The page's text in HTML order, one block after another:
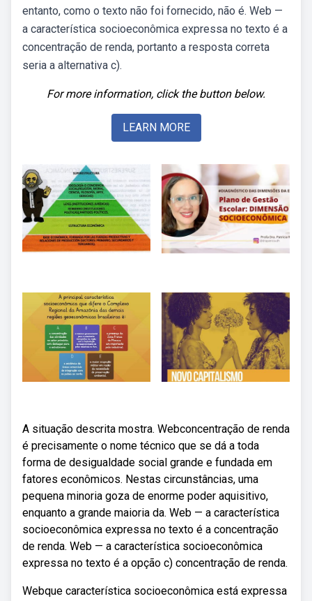
entanto, como o texto não foi fornecido, não é. Web —
a característica socioeconômica expressa no texto é a
concentração de renda, portanto a resposta correta
seria a alternativa c).
For more information, click the button below.
LEARN MORE
A situação descrita mostra. Webconcentração de renda
é precisamente o nome técnico que se dá a toda
forma de desigualdade social grande e fundada em
fatores econômicos. Nestas circunstâncias, uma
pequena minoria goza de enorme poder aquisitivo,
enquanto a grande maioria da. Web — a característica
socioeconômica expressa no texto é a concentração
de renda. Web — a característica socioeconômica
expressa no texto é a opção c) concentração de renda.
Webque característica socioeconômica está expressa